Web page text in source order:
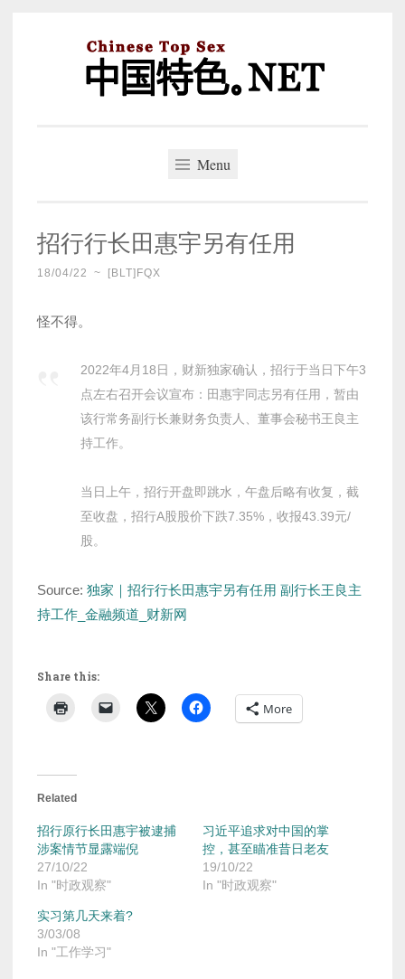
Menu
招行行长田惠宇另有任用
18/04/22 ~ [BLT]FQX
怪不得。
2022年4月18日，财新独家确认，招行于当日下午3
点左右召开会议宣布：田惠宇同志另有任用，暂由
该行常务副行长兼财务负责人、董事会秘书王良主
持工作。
当日上午，招行开盘即跳水，午盘后略有收复，截
至收盘，招行A股股价下跌7.35%，收报43.39元/
股。
Source: 独家｜招行行长田惠宇另有任用 副行长王良主
持工作_金融频道_财新网
Share this:
More
Related
招行原行长田惠宇被逮捕
涉案情节显露端倪
27/10/22
In "时政观察"
习近平追求对中国的掌
控，甚至瞄准昔日老友
19/10/22
In "时政观察"
实习第几天来着?
3/03/08
In "工作学习"